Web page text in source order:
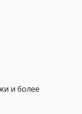
и более